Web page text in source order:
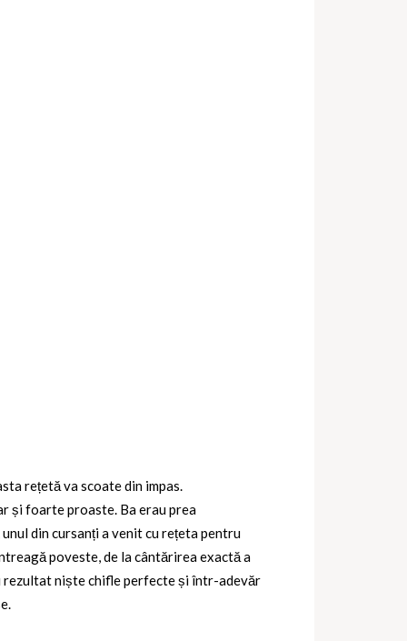
rețetă va scoate din impas.
și foarte proaste. Ba erau prea
din cursanți a venit cu rețeta pentru
poveste, de la cântărirea exactă a
rezultat niște chifle perfecte și într-adevăr